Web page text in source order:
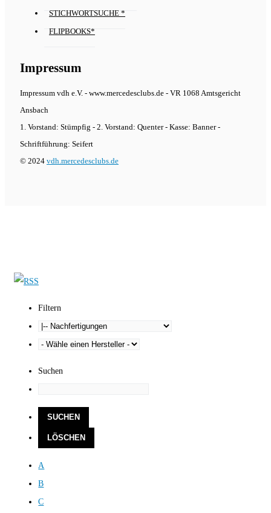
STICHWORTSUCHE *
FLIPBOOKS*
Impressum
Impressum vdh e.V. - www.mercedesclubs.de - VR 1068 Amtsgericht
Ansbach
1. Vorstand: Stümpfig - 2. Vorstand: Quenter - Kasse: Banner -
Schriftführung: Seifert
© 2024 vdh.mercedesclubs.de
Filtern
Suchen
A
B
C